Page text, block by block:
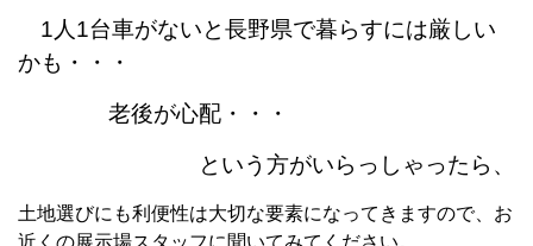
1人1台車がないと長野県で暮らすには厳しい
かも・・・
老後が心配・・・
という方がいらっしゃったら、
土地選びにも利便性は大切な要素になってきますので、お